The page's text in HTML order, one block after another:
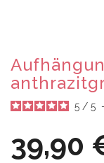
5 / 5 -
39,90